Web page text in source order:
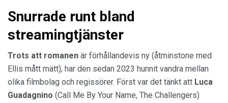
Snurrade runt bland
streamingtjänster
Trots att romanen är förhållandevis ny (åtminstone med
Ellis mått mätt), har den sedan 2023 hunnit vandra mellan
olika filmbolag och regissörer. Först var det tänkt att Luca
Guadagnino (Call Me By Your Name, The Challengers)